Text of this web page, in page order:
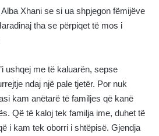
Xhani se si ua shpjegon fëmijëve
tha se përpiqet të mos i
ushqej me të kaluarën, sepse
ndaj një pale tjetër. Por nuk
kam anëtarë të familjes që kanë
Që të kaloj tek familja ime, duhet të
i kam tek oborri i shtëpisë. Gjendja